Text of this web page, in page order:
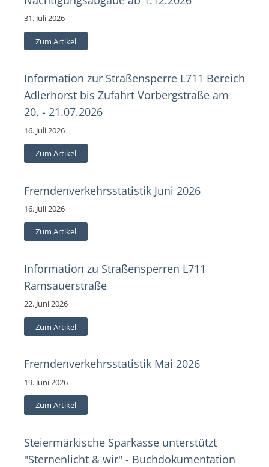
31. Juli 2026
Zum Artikel
Information zur Straßensperre L711 Bereich
Adlerhorst bis Zufahrt Vorbergstraße am
20. - 21.07.2026
16. Juli 2026
Zum Artikel
Fremdenverkehrsstatistik Juni 2026
16. Juli 2026
Zum Artikel
Information zu Straßensperren L711
Ramsauerstraße
22. Juni 2026
Zum Artikel
Fremdenverkehrsstatistik Mai 2026
19. Juni 2026
Zum Artikel
Steiermärkische Sparkasse unterstützt
"Sternenlicht & wir" - Buchdokumentation